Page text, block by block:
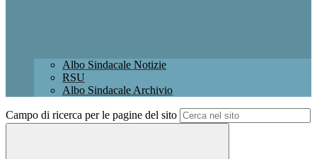
Albo Sindacale Notizie
RSU
Albo Sindacale Archivio
Campo di ricerca per le pagine del sito